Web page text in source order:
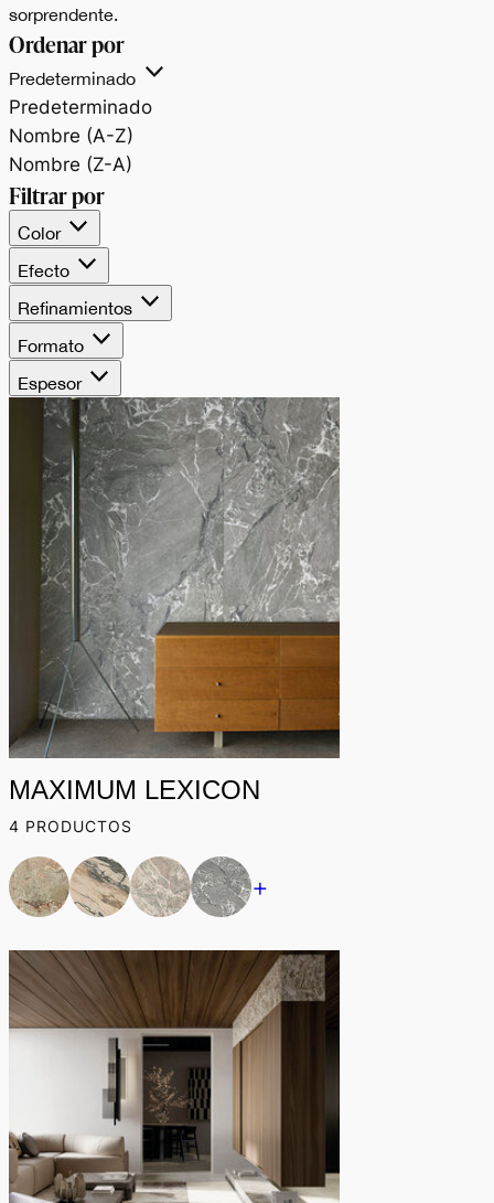
sorprendente.
Ordenar por
Predeterminado
Predeterminado
Nombre (A-Z)
Nombre (Z-A)
Filtrar por
Color
Efecto
Refinamientos
Formato
Espesor
New
MAXIMUM LEXICON
4 PRODUCTOS
+